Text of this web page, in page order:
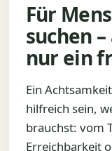
Für
suchen
nur ein
Ein
hilfreich sein,
brauchst: vom
Erreichbarkeit